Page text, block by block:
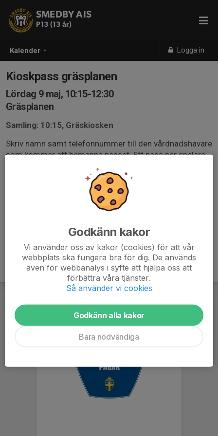
Kalender Logga in
SMEDBY AIS
P13 (13 år)
Kioskpass gräsplanen
Lördag 9 maj, 10:15-12:30
Gräsplanen
Samling: 10:15, Gräskiosken
Skriv namn samt telefonnummer till den vårdnadshavare
som kommer att bemanna passet. Ett pass per spelare.
De som inte anmäler sig kommer att bli utplacerade.
Riktlinjer kiosk klubbhus och gruskiosk.pdf
Godkänn kakor
Vi använder oss av kakor (cookies) för att vår
webbplats ska fungera bra för dig. De används
även för webbanalys i syfte att hjälpa oss att
förbättra våra tjänster.
Så använder vi cookies
Godkänn alla kakor
Bara nödvändiga